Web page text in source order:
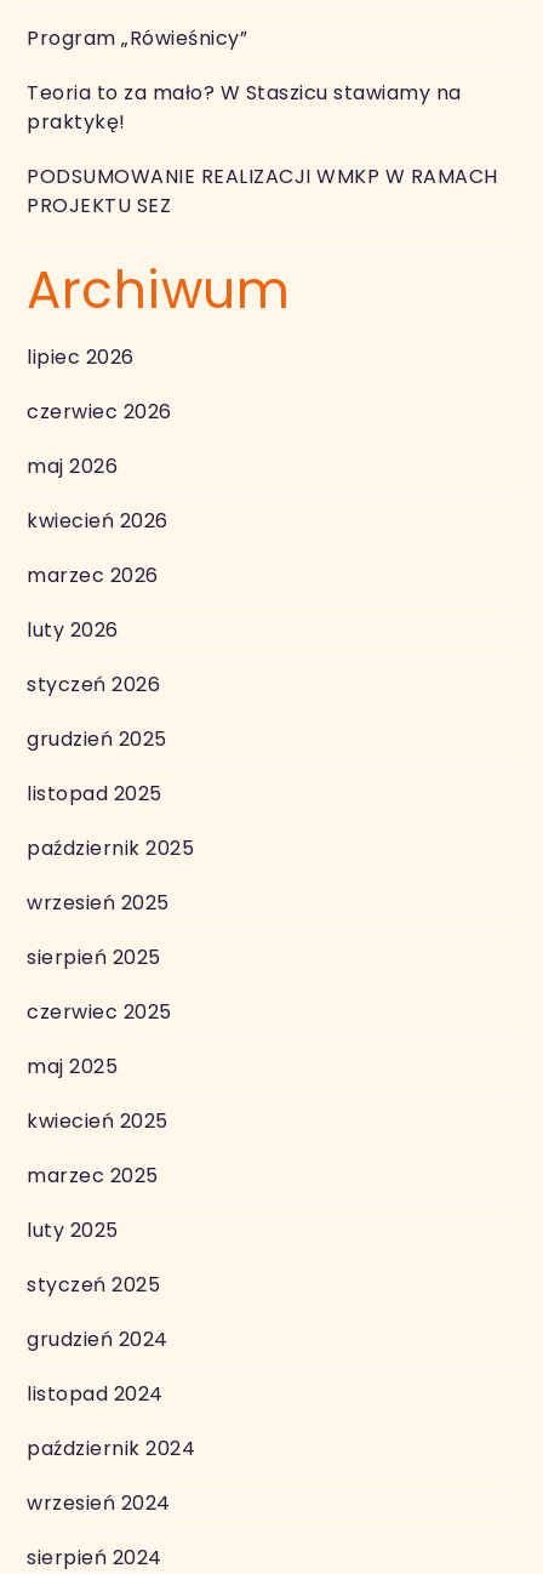
Program „Rówieśnicy”
Teoria to za mało? W Staszicu stawiamy na
praktykę!
PODSUMOWANIE REALIZACJI WMKP W RAMACH
PROJEKTU SEZ
Archiwum
lipiec 2026
czerwiec 2026
maj 2026
kwiecień 2026
marzec 2026
luty 2026
styczeń 2026
grudzień 2025
listopad 2025
październik 2025
wrzesień 2025
sierpień 2025
czerwiec 2025
maj 2025
kwiecień 2025
marzec 2025
luty 2025
styczeń 2025
grudzień 2024
listopad 2024
październik 2024
wrzesień 2024
sierpień 2024